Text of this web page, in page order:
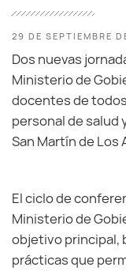
29 DE SEPTIEMBRE
Dos nuevas
Ministerio de
docentes de
personal de salud
San Martín de Los
El ciclo de
Ministerio de
objetivo principal,
prácticas que